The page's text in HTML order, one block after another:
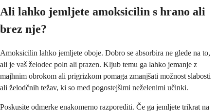
Ali lahko jemljete amoksicilin s hrano ali
brez nje?
Amoksicilin lahko jemljete oboje. Dobro se absorbira ne glede na to,
ali je vaš želodec poln ali prazen. Kljub temu ga lahko jemanje z
majhnim obrokom ali prigrizkom pomaga zmanjšati možnost slabosti
ali želodčnih težav, ki so med pogostejšimi neželenimi učinki.
Poskusite odmerke enakomerno razporediti. Če ga jemljete trikrat na